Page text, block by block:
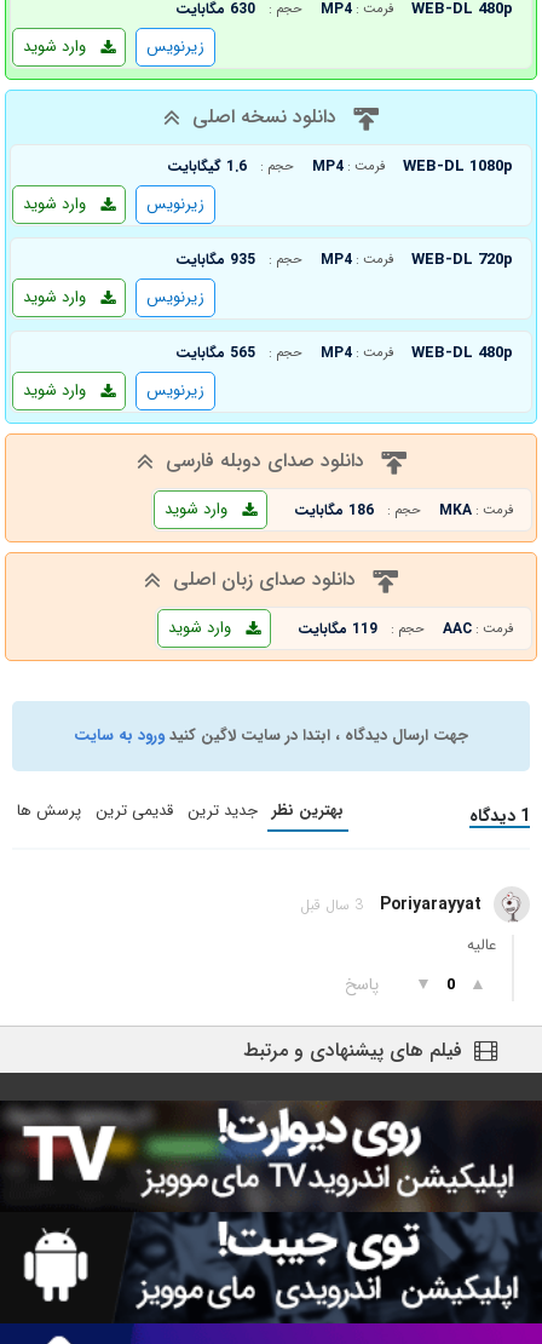
WEB-DL 480p فرمت : MP4 حجم : 630 مگابایت
وارد شوید زیرنویس
دانلود نسخه اصلی
WEB-DL 1080p فرمت : MP4 حجم : 1.6 گیگابایت
وارد شوید زیرنویس
WEB-DL 720p فرمت : MP4 حجم : 935 مگابایت
وارد شوید زیرنویس
WEB-DL 480p فرمت : MP4 حجم : 565 مگابایت
وارد شوید زیرنویس
دانلود صدای دوبله فارسی
فرمت : MKA حجم : 186 مگابایت وارد شوید
دانلود صدای زبان اصلی
فرمت : AAC حجم : 119 مگابایت وارد شوید
جهت ارسال دیدگاه ، ابتدا در سایت لاگین کنیدورود به سایت
1 دیدگاه بهترین نظر جدید ترین قدیمی ترین پرسش ها
Poriyarayyat 3 سال قبل
عالیه
▲
0
▼ پاسخ
فیلم های پیشنهادی و مرتبط